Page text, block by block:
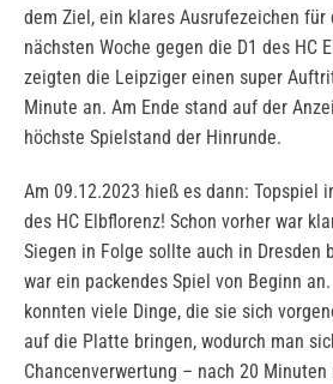
dem Ziel, ein klares Ausrufezeichen für
nächsten Woche gegen die D1 des HC
zeigten die Leipziger einen super
Minute an. Am Ende stand auf der
höchste Spielstand der Hinrunde.
Am 09.12.2023 hieß es dann: Topspiel
des HC Elbflorenz! Schon vorher war
Siegen in Folge sollte auch in Dresden
war ein packendes Spiel von Beginn
konnten viele Dinge, die sie sich
auf die Platte bringen, wodurch man
Chancenverwertung – nach 20